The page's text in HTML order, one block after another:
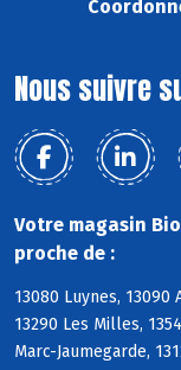
Nous suivre
Votre magasin
proche de :
13080 Luynes,
13290 Les Milles,
Marc-Jaumegarde,